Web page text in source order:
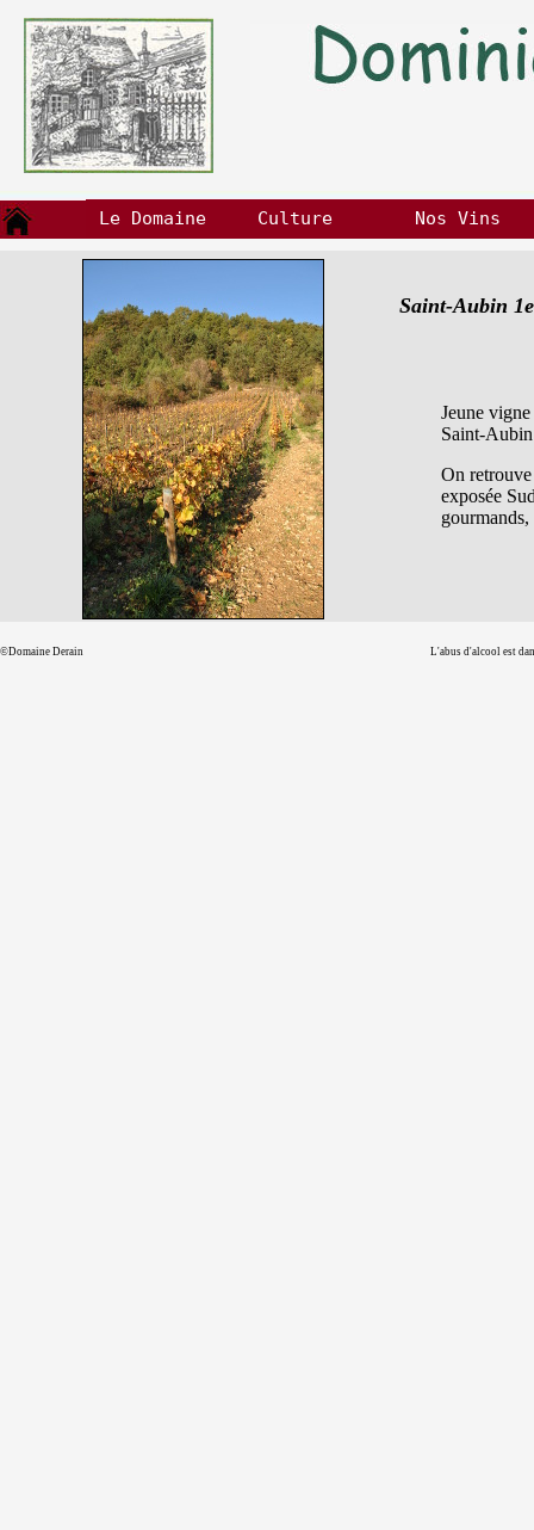
Le Domaine Culture Nos Vins
Saint-Aubin
Jeune
Saint-
On
exposée
©Domaine Derain L'abus d'alcool est